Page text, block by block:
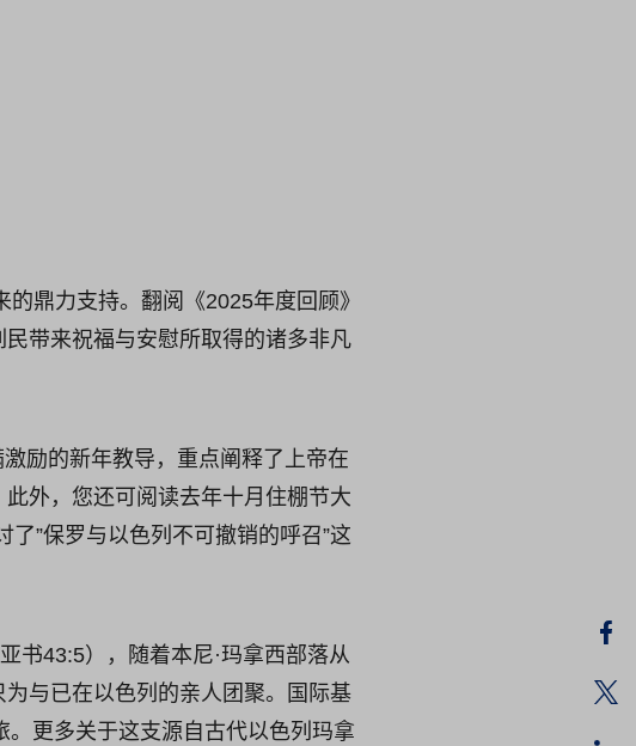
鼎力支持。翻阅《2025年度回顾》
带来祝福与安慰所取得的诸多非凡
励的新年教导，重点阐释了上帝在
外，您还可阅读去年十月住棚节大
”保罗与以色列不可撤销的呼召”这
书43:5），随着本尼·玛拿西部落从
与已在以色列的亲人团聚。国际基
更多关于这支源自古代以色列玛拿